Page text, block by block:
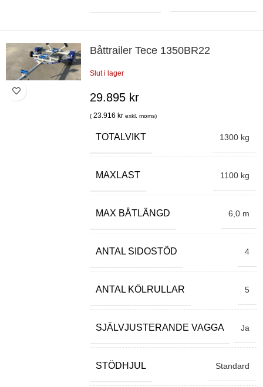
Båttrailer Tece 1350BR22
Slut i lager
29.895 kr
(23.916 kr exkl. moms)
TOTALVIKT 1300 kg
MAXLAST 1100 kg
MAX BÅTLÄNGD 6,0 m
ANTAL SIDOSTÖD 4
ANTAL KÖLRULLAR 5
SJÄLVJUSTERANDE VAGGA Ja
STÖDHJUL Standard